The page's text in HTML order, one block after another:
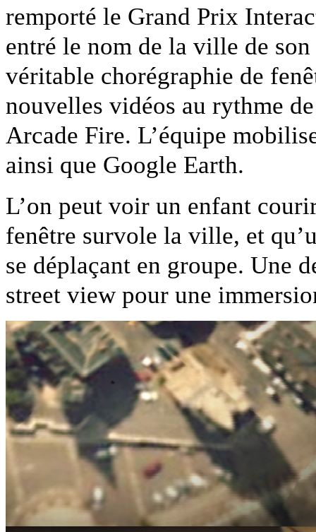
remporté le Grand Prix
entré le nom de la ville de
véritable chorégraphie de
nouvelles vidéos au rythme
Arcade Fire. L’équipe
ainsi que Google Earth.
L’on peut voir un enfant
fenêtre survole la ville, et
se déplaçant en groupe. Une
street view pour une